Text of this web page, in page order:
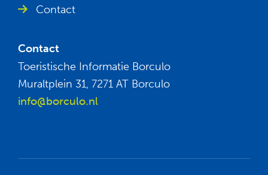
Contact
Contact
Toeristische Informatie Borculo
Muraltplein 31, 7271 AT Borculo
info@borculo.nl